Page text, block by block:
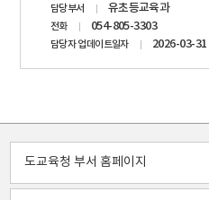
담당부서 유초등교육과
전화 054-805-3303
담당자 업데이트일자 2026-03-31
도교육청 부서 홈페이지